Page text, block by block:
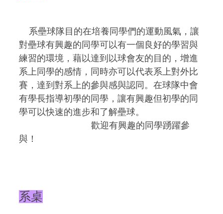
系壘球隊目的在培養同學們的運動風氣，讓
對壘球有興趣的同學可以有一個良好的學習與
練習的環境，藉以達到以球會友的目的，增進
系上同學的感情，同時亦可以代表系上對外比
賽，達到對系上的參與感與認同。在球隊中會
有學長指導初學的同學，讓有興趣但初學的同
學可以快速的進步和了解壘球。
歡迎有興趣的同學踴躍參
與！
系桌